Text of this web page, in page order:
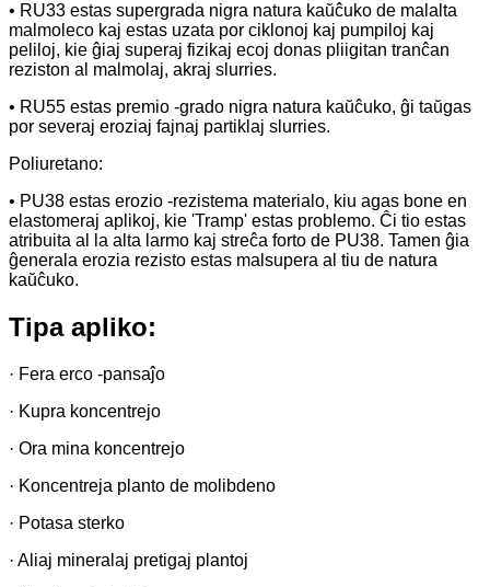
• RU33 estas supergrada nigra natura kaŭĉuko de malalta
malmoleco kaj estas uzata por ciklonoj kaj pumpiloj kaj
peliloj, kie ĝiaj superaj fizikaj ecoj donas pliigitan tranĉan
reziston al malmolaj, akraj slurries.
• RU55 estas premio -grado nigra natura kaŭĉuko, ĝi taŭgas
por severaj eroziaj fajnaj partiklaj slurries.
Poliuretano:
• PU38 estas erozio -rezistema materialo, kiu agas bone en
elastomeraj aplikoj, kie 'Tramp' estas problemo. Ĉi tio estas
atribuita al la alta larmo kaj streĉa forto de PU38. Tamen ĝia
ĝenerala erozia rezisto estas malsupera al tiu de natura
kaŭĉuko.
Tipa apliko:
· Fera erco -pansaĵo
· Kupra koncentrejo
· Ora mina koncentrejo
· Koncentreja planto de molibdeno
· Potasa sterko
· Aliaj mineralaj pretigaj plantoj